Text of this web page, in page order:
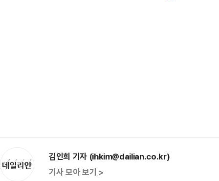
김인희 기자 (ihkim@dailian.co.kr)
기사 모아 보기 >